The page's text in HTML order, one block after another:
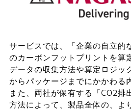
サービスでは、「企業の自立的
のカーボンフットプリントを算
データの収集方法や算定ロジッ
からパッケージまでにかかわる
また、両社が保有する「CO2排
方法によって、製品全体の、よ